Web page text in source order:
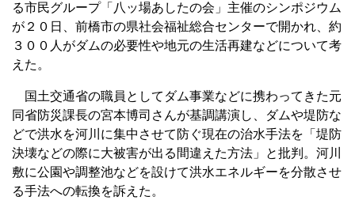
る市民グループ「八ッ場あしたの会」主催のシンポジウム
が２０日、前橋市の県社会福祉総合センターで開かれ、約
３００人がダムの必要性や地元の生活再建などについて考
えた。
国土交通省の職員としてダム事業などに携わってきた元
同省防災課長の宮本博司さんが基調講演し、ダムや堤防な
どで洪水を河川に集中させて防ぐ現在の治水手法を「堤防
決壊などの際に大被害が出る間違えた方法」と批判。河川
敷に公園や調整池などを設けて洪水エネルギーを分散させ
る手法への転換を訴えた。